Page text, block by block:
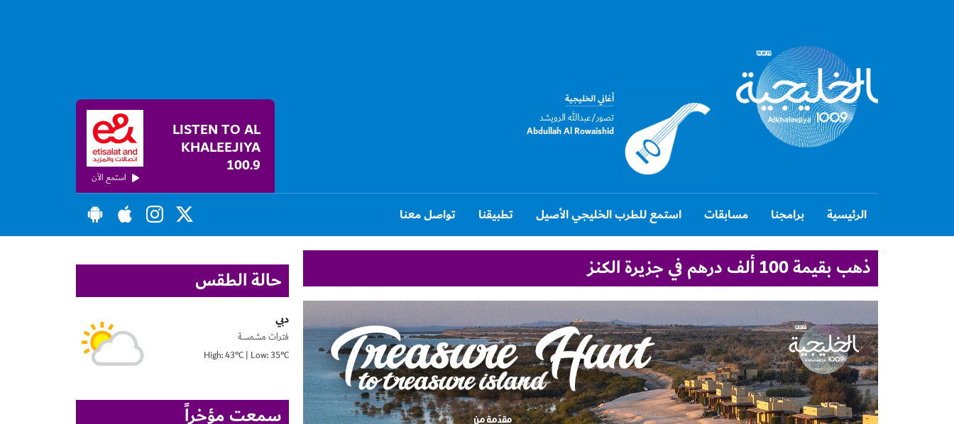
أغاني الخليجية
تصور/عبدالله الرويشد
Abdullah Al Rowaishid
LISTEN TO AL
KHALEEJIYA
100.9
استمع الآن
الرئيسية برامجنا مسابقات استمع للطرب الخليجي الأصيل تطبيقنا تواصل معنا
ذهب بقيمة 100 ألف درهم في جزيرة الكنز حالة الطقس
دبي
فترات مشمسة
High: 43°C | Low: 35°C
سمعت مؤخراً